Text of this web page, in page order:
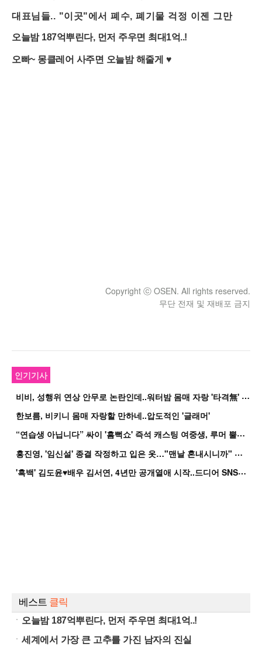
Copyright ⓒ OSEN. All rights reserved.
무단 전재 및 재배포 금지
인기기사
비
비, 성행위 연상 안무로 논란인데..워터밤 몸매 자랑 '타격無' 근황
한보름, 비키니 몸매 자랑할 만하네..압도적인 '글래머'
“
연습생 아닙니다” 싸이 '흠뻑쇼' 즉석 캐스팅 여중생, 루머 뿔났다[Oh!쎈 이...
홍
진영, '임신설' 종결 작정하고 입은 옷…"맨날 혼내시니까" 억울
'
흑백' 김도윤♥배우 김서연, 4년만 공개열애 시작..드디어 SNS에 노출 [핫피...